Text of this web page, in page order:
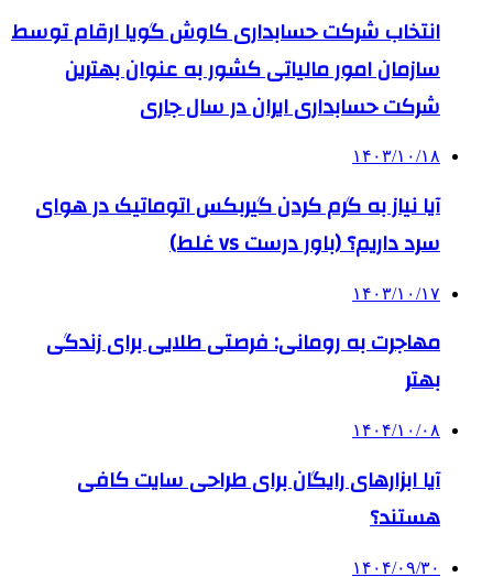
انتخاب شرکت حسابداری کاوش گویا ارقام توسط
سازمان امور مالیاتی کشور به عنوان بهترین
شرکت حسابداری ایران در سال جاری
۱۴۰۳/۱۰/۱۸
آیا نیاز به گرم کردن گیربکس اتوماتیک در هوای
سرد داریم؟ (باور درست vs غلط)
۱۴۰۳/۱۰/۱۷
مهاجرت به رومانی: فرصتی طلایی برای زندگی
بهتر
۱۴۰۴/۱۰/۰۸
آیا ابزارهای رایگان برای طراحی سایت کافی
هستند؟
۱۴۰۴/۰۹/۳۰